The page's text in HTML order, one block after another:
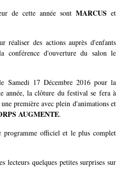
de cette année sont MARCUS et
réaliser des actions auprès d'enfants
conférence d'ouverture du salon le
Samedi 17 Décembre 2016 pour la
année, la clôture du festival se fera à
première avec plein d'animations et
AUGMENTE.
programme officiel et le plus complet
lecteurs quelques petites surprises sur